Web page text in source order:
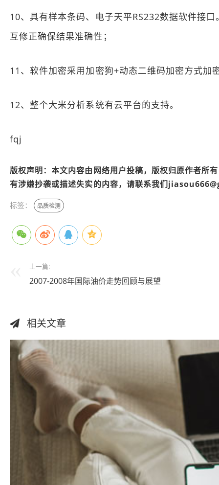
10、具有样本条码、电子天平RS232数据软件接
互修正确保结果准确性；
11、软件加密采用加密狗+动态二维码加密方式加
12、整个大米分析系统有云平台的支持。
fqj
版权声明：本文内容由网络用户投稿，版权归原作者所
有涉嫌抄袭或描述失实的内容，请联系我们
标签： 品质检测
上一篇:
2007-2008年国际油价走势回顾与展望
相关文章